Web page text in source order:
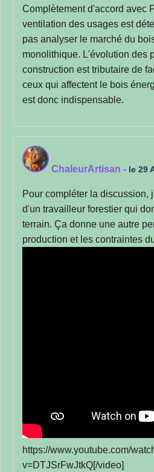
Complètement d'accord avec
ventilation des usages est
pas analyser le marché du
monolithique. L'évolution des
construction est tributaire de
ceux qui affectent le bois
est donc indispensable.
ChaleurArtisan - le 29
Pour compléter la discussion,
d'un travailleur forestier qui
terrain. Ça donne une autre
production et les contraintes
https://www.youtube.com/
v=DTJSrFwJtkQ[/video]